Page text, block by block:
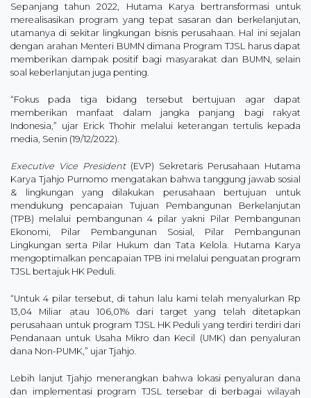
Sepanjang tahun 2022, Hutama Karya bertransformasi untuk
merealisasikan program yang tepat sasaran dan berkelanjutan,
utamanya di sekitar lingkungan bisnis perusahaan. Hal ini sejalan
dengan arahan Menteri BUMN dimana Program TJSL harus dapat
memberikan dampak positif bagi masyarakat dan BUMN, selain
soal keberlanjutan juga penting.
“Fokus pada tiga bidang tersebut bertujuan agar dapat
memberikan manfaat dalam jangka panjang bagi rakyat
Indonesia,” ujar Erick Thohir melalui keterangan tertulis kepada
media, Senin (19/12/2022).
Executive Vice President(EVP) Sekretaris Perusahaan Hutama
Karya Tjahjo Purnomo mengatakan bahwa tanggung jawab sosial
& lingkungan yang dilakukan perusahaan bertujuan untuk
mendukung pencapaian Tujuan Pembangunan Berkelanjutan
(TPB) melalui pembangunan 4 pilar yakni Pilar Pembangunan
Ekonomi, Pilar Pembangunan Sosial, Pilar Pembangunan
Lingkungan serta Pilar Hukum dan Tata Kelola. Hutama Karya
mengoptimalkan pencapaian TPB ini melalui penguatan program
TJSL bertajuk HK Peduli.
“Untuk 4 pilar tersebut, di tahun lalu kami telah menyalurkan Rp
13,04 Miliar atau 106,01% dari target yang telah ditetapkan
perusahaan untuk program TJSL HK Peduli yang terdiri terdiri dari
Pendanaan untuk Usaha Mikro dan Kecil (UMK) dan penyaluran
dana Non-PUMK,” ujar Tjahjo.
Lebih lanjut Tjahjo menerangkan bahwa lokasi penyaluran dana
dan implementasi program TJSL tersebar di berbagai wilayah